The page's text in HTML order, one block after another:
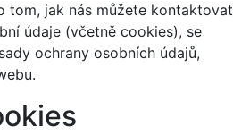
tom, jak nás můžete kontaktovat
údaje (včetně cookies), se
ochrany osobních údajů,